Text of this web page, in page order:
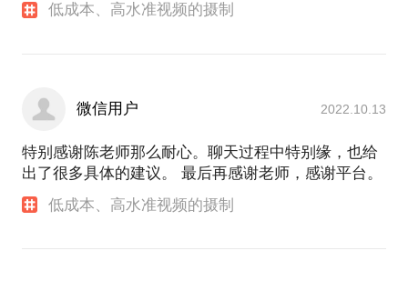
低成本、高水准视频的摄制
微信用户 2022.10.13
特别感谢陈老师那么耐心。聊天过程中特别缘，也给
出了很多具体的建议。 最后再感谢老师，感谢平台。
低成本、高水准视频的摄制